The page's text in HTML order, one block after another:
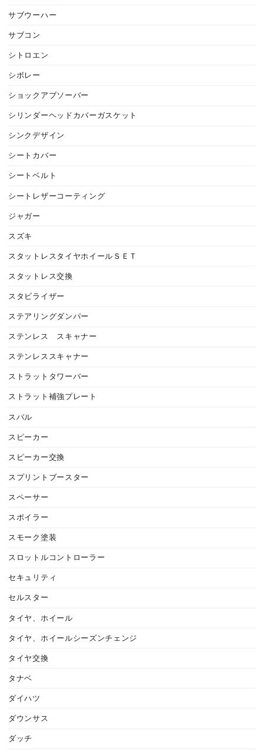
サブウーハー
サブコン
シトロエン
シボレー
ショックアブソーバー
シリンダーヘッドカバーガスケット
シンクデザイン
シートカバー
シートベルト
シートレザーコーティング
ジャガー
スズキ
スタットレスタイヤホイールＳＥＴ
スタットレス交換
スタビライザー
ステアリングダンパー
ステンレス スキャナー
ステンレススキャナー
ストラットタワーバー
ストラット補強プレート
スバル
スピーカー
スピーカー交換
スプリントブースター
スペーサー
スポイラー
スモーク塗装
スロットルコントローラー
セキュリティ
セルスター
タイヤ、ホイール
タイヤ、ホイールシーズンチェンジ
タイヤ交換
タナベ
ダイハツ
ダウンサス
ダッチ